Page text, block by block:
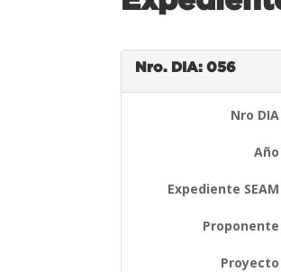
Nro. DIA: 056
Nro DIA
Año
Expediente SEAM
Proponente
Proyecto